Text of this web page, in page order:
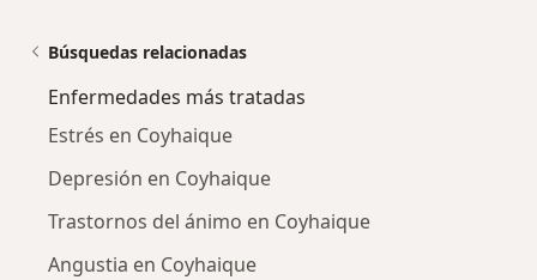
Búsquedas relacionadas
Enfermedades más tratadas
Estrés en Coyhaique
Depresión en Coyhaique
Trastornos del ánimo en Coyhaique
Angustia en Coyhaique